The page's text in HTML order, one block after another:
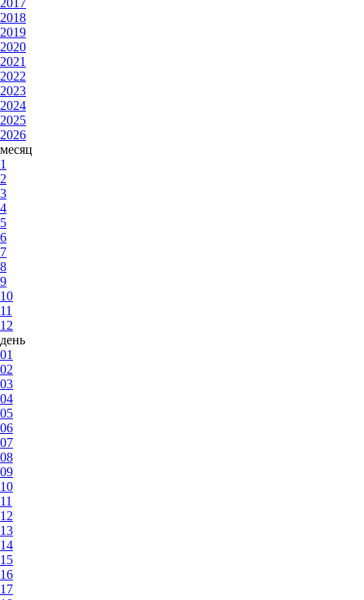
2017
2018
2019
2020
2021
2022
2023
2024
2025
2026
месяц
1
2
3
4
5
6
7
8
9
10
11
12
день
01
02
03
04
05
06
07
08
09
10
11
12
13
14
15
16
17